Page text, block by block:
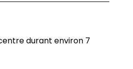
durant environ 7